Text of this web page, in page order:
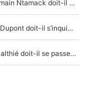
XV de France - Matthieu Jalibert a tout changé : Romain Ntamack doit-il s’inquiéter pour sa place à un an de la Coupe du monde ?
«Le XV de France est meilleur avec Lucu» : Antoine Dupont doit-il s’inquiéter pour sa place ?
Le XV de France a trouvé son remplaçant : Fabien Galthié doit-il se passer d'Antoine Dupont ?